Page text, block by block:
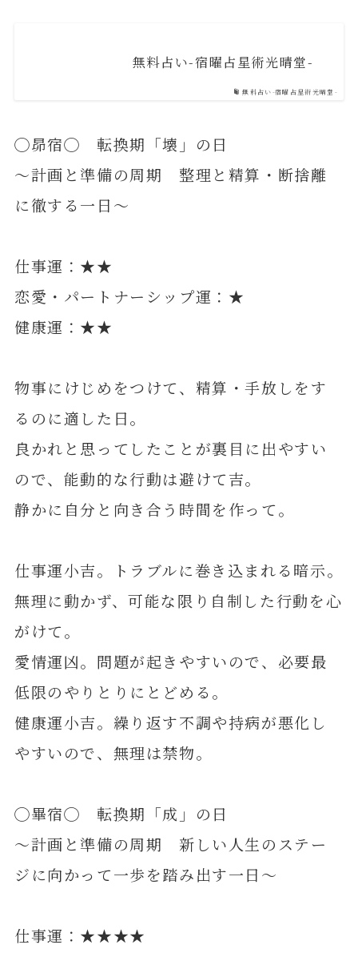
無料占い-宿曜占星術光晴堂-
無料占い-宿曜占星術光晴堂-
◯昴宿◯ 転換期「壊」の日
～計画と準備の周期 整理と精算・断捨離
に徹する一日～
仕事運：★★
恋愛・パートナーシップ運：★
健康運：★★
物事にけじめをつけて、精算・手放しをす
るのに適した日。
良かれと思ってしたことが裏目に出やすい
ので、能動的な行動は避けて吉。
静かに自分と向き合う時間を作って。
仕事運小吉。トラブルに巻き込まれる暗示。
無理に動かず、可能な限り自制した行動を心
がけて。
愛情運凶。問題が起きやすいので、必要最
低限のやりとりにとどめる。
健康運小吉。繰り返す不調や持病が悪化し
やすいので、無理は禁物。
◯畢宿◯ 転換期「成」の日
～計画と準備の周期 新しい人生のステー
ジに向かって一歩を踏み出す一日～
仕事運：★★★★